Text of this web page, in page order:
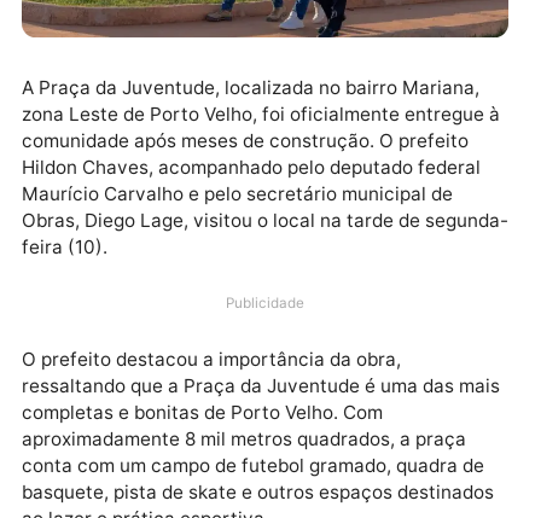
A Praça da Juventude, localizada no bairro Mariana,
zona Leste de Porto Velho, foi oficialmente
comunidade após meses de construção. O prefeito
Obras, Diego Lage, visitou o local na tarde de
feira (10).
Publicidade
O prefeito destacou a importância da obra,